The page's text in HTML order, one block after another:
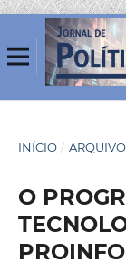
INÍCIO /
O